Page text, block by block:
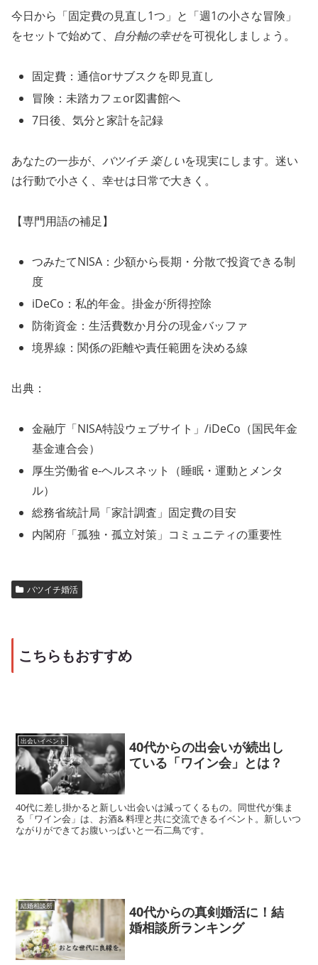
今日から「固定費の見直し1つ」と「週1の小さな冒険」
をセットで始めて、 自分軸の幸せを可視化しましょう。
固定費：通信orサブスクを即見直し
冒険：未踏カフェor図書館へ
7日後、気分と家計を記録
あなたの一歩が、 バツイチ 楽しいを現実にします。迷い
は行動で小さく、幸せは日常で大きく。
【専門用語の補足】
つみたてNISA：少額から長期・分散で投資できる制
度
iDeCo：私的年金。掛金が所得控除
防衛資金：生活費数か月分の現金バッファ
境界線：関係の距離や責任範囲を決める線
出典：
金融庁「NISA特設ウェブサイト」/iDeCo（国民年金
基金連合会）
厚生労働省 e-ヘルスネット（睡眠・運動とメンタ
ル）
総務省統計局「家計調査」固定費の目安
内閣府「孤独・孤立対策」コミュニティの重要性
バツイチ婚活
こちらもおすすめ
出会いイベント
40代からの出会いが続出し
ている「ワイン会」とは？
40代に差し掛かると新しい出会いは減ってくるもの。同世代が集ま
る「ワイン会」は、お酒& 料理と共に交流できるイベント。新しいつ
ながりができてお腹いっぱいと一石二鳥です。
結婚相談所
40代からの真剣婚活に！結
婚相談所ランキング